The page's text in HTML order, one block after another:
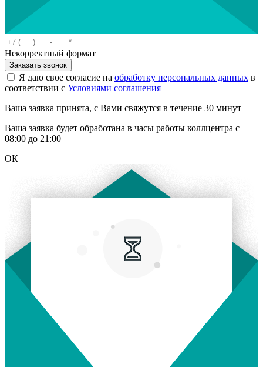
Некорректный формат
Заказать звонок
Я даю свое согласие на обработку персональных данных в
соответствии с Условиями соглашения
Ваша заявка принята, с Вами свяжутся в течение 30 минут
Ваша заявка будет обработана в часы работы коллцентра с
08:00 до 21:00
ОК